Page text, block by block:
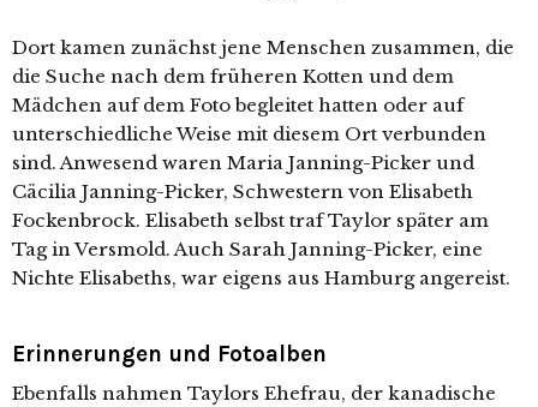
Dort kamen zunächst jene Menschen zusam­men, die
die Suche nach dem frü­he­ren Kotten und dem
Mädchen auf dem Foto beglei­tet hat­ten oder auf
unter­schied­li­che Weise mit die­sem Ort ver­bun­den
sind. Anwesend waren Maria Janning-Picker und
Cäcilia Janning-Picker, Schwestern von Elisabeth
Fockenbrock. Elisabeth selbst traf Taylor spä­ter am
Tag in Versmold. Auch Sarah Janning-Picker, eine
Nichte Elisabeths, war eigens aus Hamburg angereist.
Erinnerungen und Fotoalben
Ebenfalls nah­men Taylors Ehefrau, der kana­di­sche